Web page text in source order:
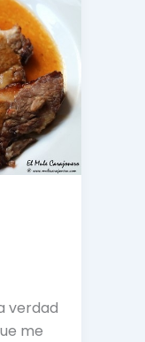
verdad
me